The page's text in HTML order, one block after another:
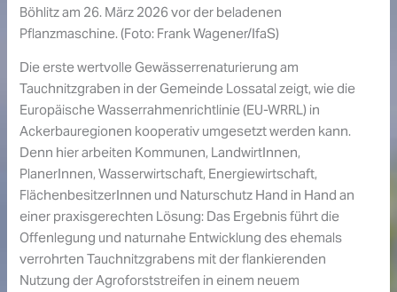
Böhlitz am 26. März 2026 vor der beladenen
Pflanzmaschine. (Foto: Frank Wagener/IfaS)
Die erste wertvolle Gewässerrenaturierung am
Tauchnitzgraben in der Gemeinde Lossatal zeigt, wie die
Europäische Wasserrahmenrichtlinie (EU-WRRL) in
Ackerbauregionen kooperativ umgesetzt werden kann.
Denn hier arbeiten Kommunen, LandwirtInnen,
PlanerInnen, Wasserwirtschaft, Energiewirtschaft,
FlächenbesitzerInnen und Naturschutz Hand in Hand an
einer praxisgerechten Lösung: Das Ergebnis führt die
Offenlegung und naturnahe Entwicklung des ehemals
verrohrten Tauchnitzgrabens mit der flankierenden
Nutzung der Agroforststreifen in einem neuem